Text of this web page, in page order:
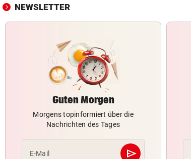
NEWSLETTER
Guten Morgen
Morgens topinformiert über die
Nachrichten des Tages
E-Mail send
Abschicken